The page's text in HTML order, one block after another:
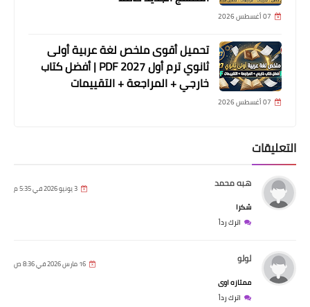
07 أغسطس 2026
تحميل أقوى ملخص لغة عربية أولى
ثانوي ترم أول 2027 PDF | أفضل كتاب
خارجي + المراجعة + التقييمات
07 أغسطس 2026
التعليقات
هبه محمد 3 يونيو 2026 في 5:35 م
شكرا
اترك رداً
لولو 16 مارس 2026 في 8:36 ص
ممتازه اوى
اترك رداً